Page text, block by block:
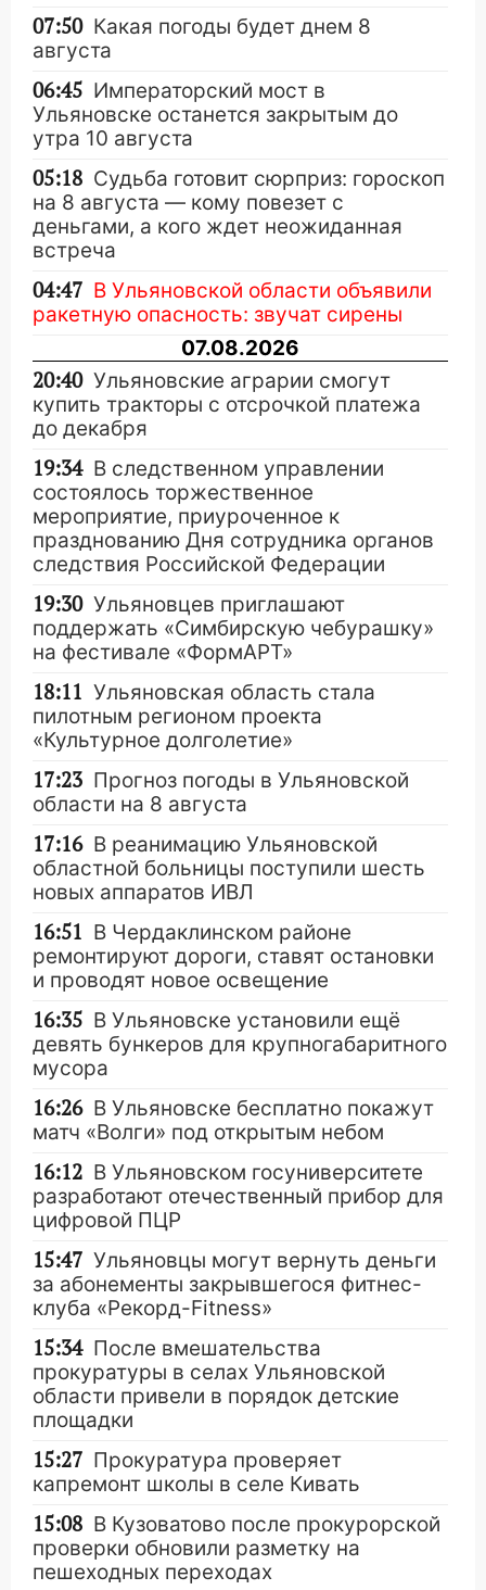
07:50 Какая погоды будет днем 8
августа
06:45 Императорский мост в
Ульяновске останется закрытым до
утра 10 августа
05:18 Судьба готовит сюрприз: гороскоп
на 8 августа — кому повезет с
деньгами, а кого ждет неожиданная
встреча
04:47 В Ульяновской области объявили
ракетную опасность: звучат сирены
07.08.2026
20:40 Ульяновские аграрии смогут
купить тракторы с отсрочкой платежа
до декабря
19:34 В следственном управлении
состоялось торжественное
мероприятие, приуроченное к
празднованию Дня сотрудника органов
следствия Российской Федерации
19:30 Ульяновцев приглашают
поддержать «Симбирскую чебурашку»
на фестивале «ФормАРТ»
18:11 Ульяновская область стала
пилотным регионом проекта
«Культурное долголетие»
17:23 Прогноз погоды в Ульяновской
области на 8 августа
17:16 В реанимацию Ульяновской
областной больницы поступили шесть
новых аппаратов ИВЛ
16:51 В Чердаклинском районе
ремонтируют дороги, ставят остановки
и проводят новое освещение
16:35 В Ульяновске установили ещё
девять бункеров для крупногабаритного
мусора
16:26 В Ульяновске бесплатно покажут
матч «Волги» под открытым небом
16:12 В Ульяновском госуниверситете
разработают отечественный прибор для
цифровой ПЦР
15:47 Ульяновцы могут вернуть деньги
за абонементы закрывшегося фитнес-
клуба «Рекорд-Fitness»
15:34 После вмешательства
прокуратуры в селах Ульяновской
области привели в порядок детские
площадки
15:27 Прокуратура проверяет
капремонт школы в селе Кивать
15:08 В Кузоватово после прокурорской
проверки обновили разметку на
пешеходных переходах